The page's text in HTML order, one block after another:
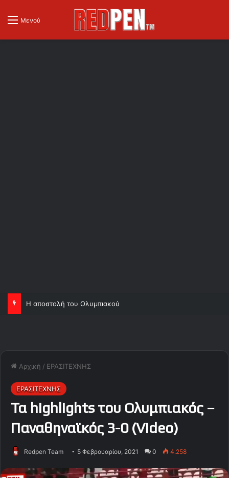
Μενού
Η αποστολή του Ολυμπιακού
Αρχική / ΕΡΑΣΙΤΕΧΝΗΣ
ΕΡΑΣΙΤΕΧΝΗΣ
Τα highlights του Ολυμπιακός –
Παναθηναϊκός 3-0 (Video)
Redpen Team 5 Φεβρουαρίου, 2021 0 4.258